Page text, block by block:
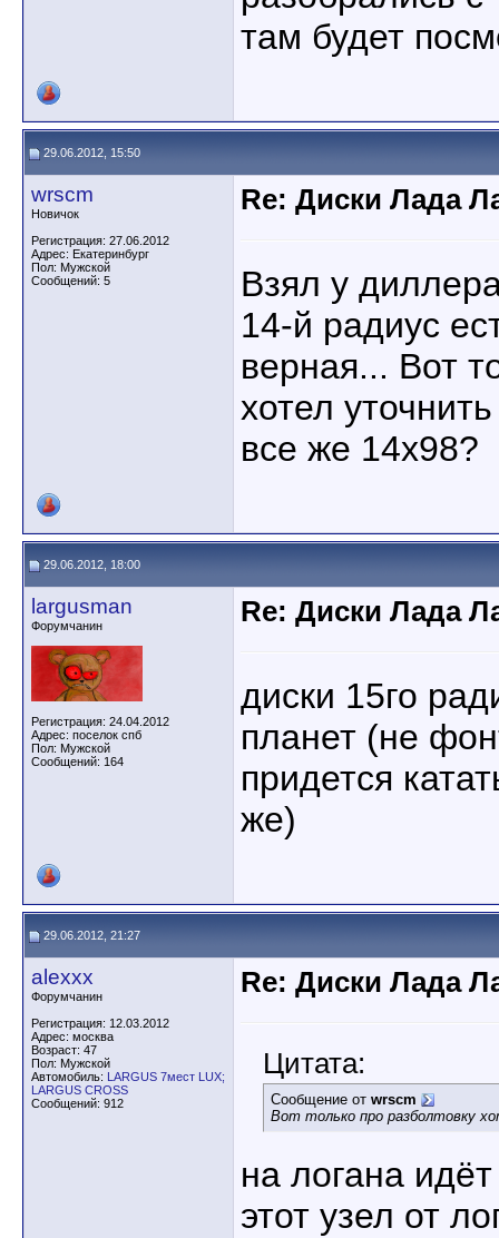
там будет
29.06.2012, 15:50
wrscm
Новичок
Регистрация: 27.06.2012
Адрес: Екатеринбург
Пол: Мужской
Сообщений: 5
Re: Диски Лада
Взял у
14-й радиус
верная... Вот
хотел
все же 14х98?
29.06.2012, 18:00
largusman
Форумчанин
Регистрация: 24.04.2012
Адрес: поселок спб
Пол: Мужской
Сообщений: 164
Re: Диски Лада
диски 15го
планет (не
придется
же)
29.06.2012, 21:27
alexxx
Форумчанин
Регистрация: 12.03.2012
Адрес: москва
Возраст: 47
Пол: Мужской
Автомобиль: LARGUS 7мест LUX;
LARGUS CROSS
Сообщений: 912
Re: Диски Лада
Цитата:
Сообщение от wrscm
Вот только про разболтовку
на логана
этот узел от